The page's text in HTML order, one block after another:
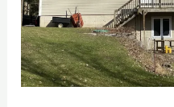
Quinnville